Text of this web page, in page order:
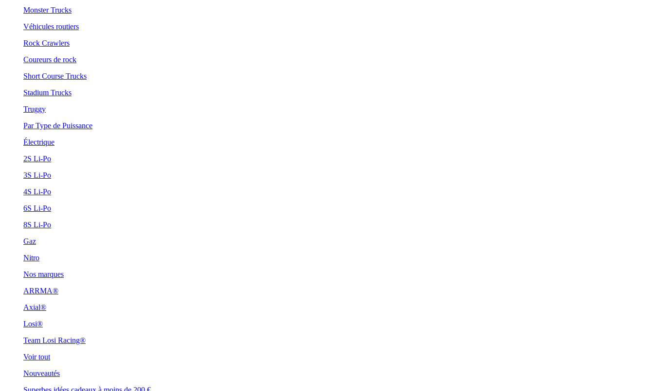
Monster Trucks
Véhicules routiers
Rock Crawlers
Coureurs de rock
Short Course Trucks
Stadium Trucks
Truggy
Par Type de Puissance
Électrique
2S Li-Po
3S Li-Po
4S Li-Po
6S Li-Po
8S Li-Po
Gaz
Nitro
Nos marques
ARRMA®
Axial®
Losi®
Team Losi Racing®
Voir tout
Nouveautés